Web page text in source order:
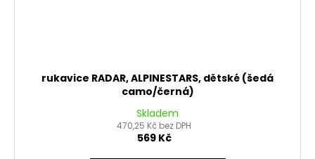
rukavice RADAR, ALPINESTARS, dětské (šedá
camo/černá)
Skladem
470,25 Kč bez DPH
569 Kč